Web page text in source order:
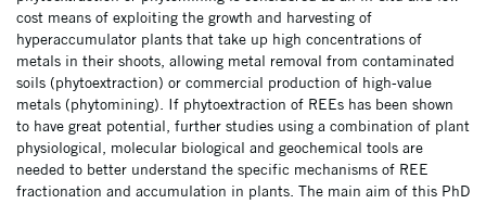
cost means of exploiting the growth and harvesting of
hyperaccumulator plants that take up high concentrations of
metals in their shoots, allowing metal removal from contaminated
soils (phytoextraction) or commercial production of high-value
metals (phytomining). If phytoextraction of REEs has been shown
to have great potential, further studies using a combination of plant
physiological, molecular biological and geochemical tools are
needed to better understand the specific mechanisms of REE
fractionation and accumulation in plants. The main aim of this PhD